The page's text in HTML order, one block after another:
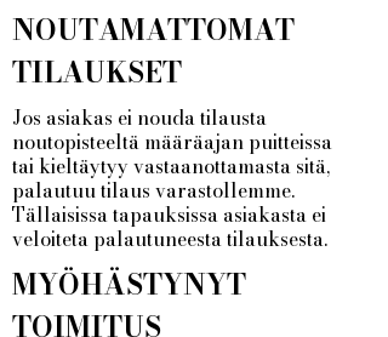
NOUTAMATTOMAT
TILAUKSET
Jos asiakas ei nouda tilausta
noutopisteeltä määräajan puitteissa
tai kieltäytyy vastaanottamasta sitä,
palautuu tilaus varastollemme.
Tällaisissa tapauksissa asiakasta ei
veloiteta palautuneesta tilauksesta.
MYÖHÄSTYNYT
TOIMITUS